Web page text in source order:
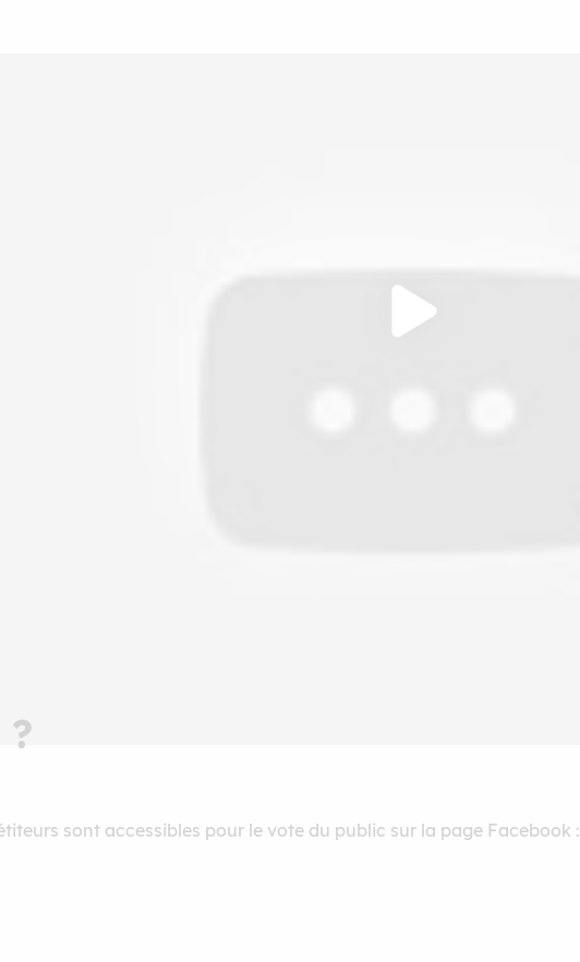
sont accessibles pour le vote du public sur la page Facebook :